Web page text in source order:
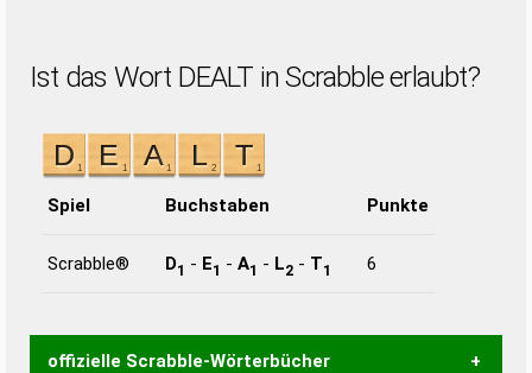
Ist das Wort DEALT in Scrabble erlaubt?
Spiel Buchstaben Punkte
Scrabble® D1 - E1 - A1 - L2 - T1 6
offizielle Scrabble-Wörterbücher